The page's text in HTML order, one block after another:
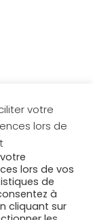
du site
votre
lors de
lors de vos
de
à
cliquant sur